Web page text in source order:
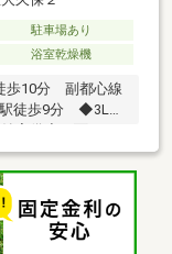
駐車場あり
浴室乾燥機
歩10分 副都心線
徒歩9分 ◆3LDK
ーではきめ細やか
ます。◇お客様の
ーンアドバイザ
多忙のお客様にも